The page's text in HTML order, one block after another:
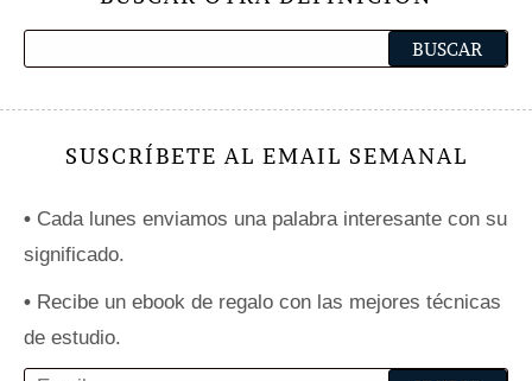
SUSCRÍBETE AL EMAIL SEMANAL
• Cada lunes enviamos una palabra interesante con su
significado.
• Recibe un ebook de regalo con las mejores técnicas
de estudio.